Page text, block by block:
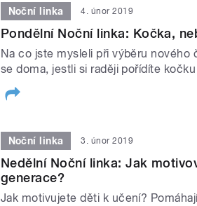
Noční linka 4. únor 2019
Pondělní Noční linka: Kočka,
Na co jste mysleli při výběru nového
se doma, jestli si raději pořídíte
Noční linka 3. únor 2019
Nedělní Noční linka: Jak
generace?
Jak motivujete děti k učení?